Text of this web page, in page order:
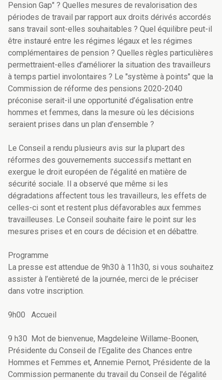
Pension Gap" ? Quelles mesures de revalorisation des
périodes de travail par rapport aux droits dérivés accordés
sans travail sont-elles souhaitables ? Quel équilibre peut-il
être instauré entre les régimes légaux et les régimes
complémentaires de pension ? Quelles règles particulières
permettraient-elles d’améliorer la situation des travailleurs
à temps partiel involontaires ? Le "système à points" que la
Commission de réforme des pensions 2020-2040
préconise serait-il une opportunité d’égalisation entre
hommes et femmes, dans la mesure où les décisions
seraient prises dans un plan d’ensemble ?
Le Conseil a rendu plusieurs avis sur la plupart des
réformes des gouvernements successifs mettant en
exergue le droit européen de l’égalité en matière de
sécurité sociale. Il a observé que même si les
dégradations affectent tous les travailleurs, les effets de
celles-ci sont et restent plus défavorables aux femmes
travailleuses. Le Conseil souhaite faire le point sur les
mesures prises et en cours de décision et en débattre.
Programme
La presse est attendue de 9h30 à 11h30, si vous souhaitez
assister à l’entièreté de la journée, merci de le préciser
dans votre inscription.
9h00 Accueil
9 h30 Mot de bienvenue, Magdeleine Willame-Boonen,
Présidente du Conseil de l’Egalite des Chances entre
Hommes et Femmes et, Annemie Pernot, Présidente de la
Commission permanente du travail du Conseil de l'égalité